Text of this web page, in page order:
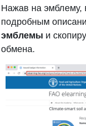
Нажав на эмблему,
подробным
эмблемы и
обмена.